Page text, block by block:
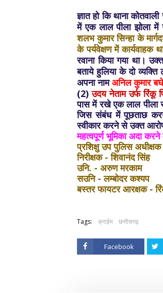
ज्ञात हो कि थाना
में एक लाल पीला झोला
शलभ कुमार सिन्हा के
के पर्यवेक्षण में कार्यवाहक
रवाना किया गया था।
बताये हुलिया के दो
अपना नामअनिल कुमार
(2)उदय नेताम उर्फ रिंकू
पास में रखे एक लाल पीला
जिस संबंध में पूछताछ करने
स्वीकार करने से उक्त
महत्वपूर्ण भूमिका अदा करने
प्रशिक्षु उप पुलिस
निरीक्षक - शिवानंद सिंह
उनि. - अरुण मरकाम
सउनि - लम्बोदर कश्यप
बस्तर फायटर आरक्षक -
Tags: क्राईम छत्तीसगढ़
Facebook